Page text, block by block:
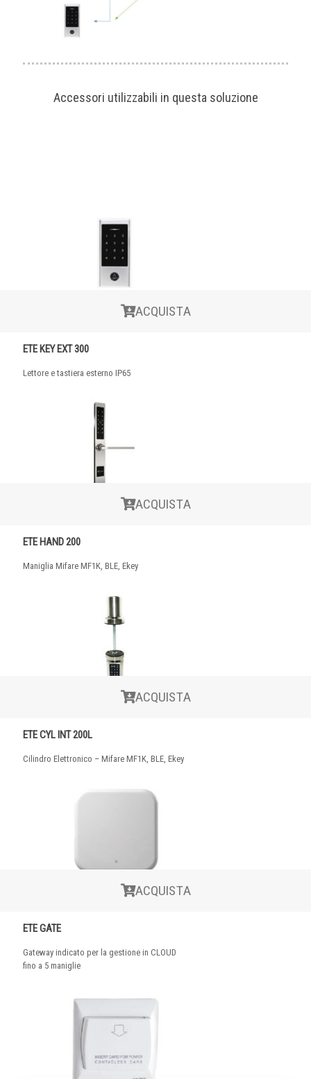
Accessori utilizzabili in questa soluzione
ACQUISTA
ETE KEY EXT 300
Lettore e tastiera esterno IP65
ACQUISTA
ETE HAND 200
Maniglia Mifare MF1K, BLE, Ekey
ACQUISTA
ETE CYL INT 200L
Cilindro Elettronico – Mifare MF1K, BLE, Ekey
ACQUISTA
ETE GATE
Gateway indicato per la gestione in CLOUD
fino a 5 maniglie